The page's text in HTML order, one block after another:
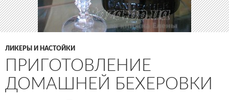
ЛИКЕРЫ И НАСТОЙКИ
ПРИГОТОВЛЕНИЕ
ДОМАШНЕЙ БЕХЕРОВКИ